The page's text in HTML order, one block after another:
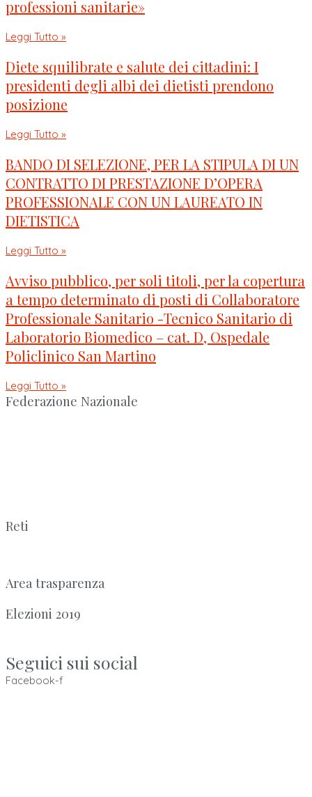
professioni sanitarie»
Leggi Tutto »
Diete squilibrate e salute dei cittadini: I
presidenti degli albi dei dietisti prendono
posizione
Leggi Tutto »
BANDO DI SELEZIONE, PER LA STIPULA DI UN
CONTRATTO DI PRESTAZIONE D’OPERA
PROFESSIONALE CON UN LAUREATO IN
DIETISTICA
Leggi Tutto »
Avviso pubblico, per soli titoli, per la copertura
a tempo determinato di posti di Collaboratore
Professionale Sanitario -Tecnico Sanitario di
Laboratorio Biomedico – cat. D, Ospedale
Policlinico San Martino
Leggi Tutto »
Federazione Nazionale
Reti
Area trasparenza
Elezioni 2019
Seguici sui social
Facebook-f